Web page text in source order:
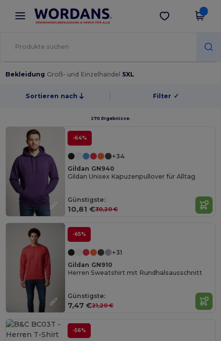
× Wordans App
Bessere Preise in der App!
App holen
Bekleidung Groß- und Einzelhandel 5XL
Sortieren nach Filter ✓
270 Ergebnisse.
-64%
+34
Gildan GN940
Gildan Unisex Kapuzenpullover für Alltag
Günstigste:
10,81 €30,20 €
-65%
+31
Gildan GN910
Herren Sweatshirt mit Rundhalsausschnitt
Günstigste:
7,47 €21,20 €
-56%